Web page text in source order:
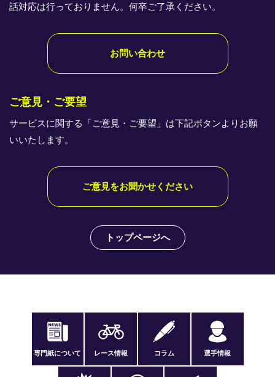
話対応は行っておりません。何卒ご了承ください。
お問い合わせ
ご意見・ご要望
サービスに関する「ご意見・ご要望」は下記ボタンよりお願
いいたします。
ご意見をお聞かせください
トップページへ
専門紙について レース情報 コラム 選手情報